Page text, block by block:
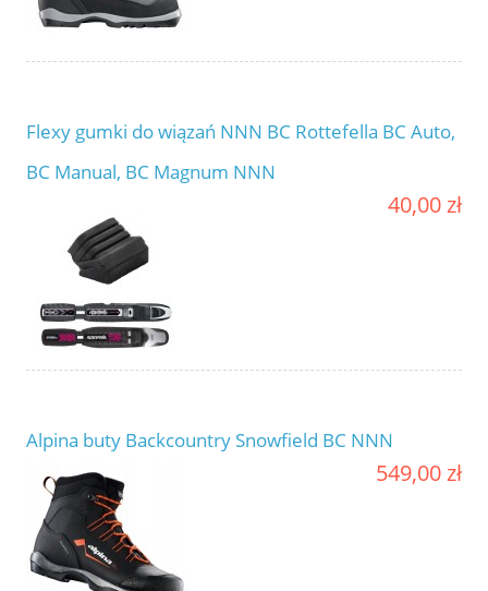
Flexy gumki do wiązań NNN BC Rottefella BC Auto,
BC Manual, BC Magnum NNN
40,00 zł
Alpina buty Backcountry Snowfield BC NNN
549,00 zł